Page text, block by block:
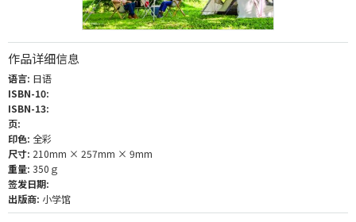
作品详细信息
语言: 日语
ISBN-10:
ISBN-13:
页:
印色: 全彩
尺寸: 210mm × 257mm × 9mm
重量: 350ｇ
签发日期:
出版商: 小学馆